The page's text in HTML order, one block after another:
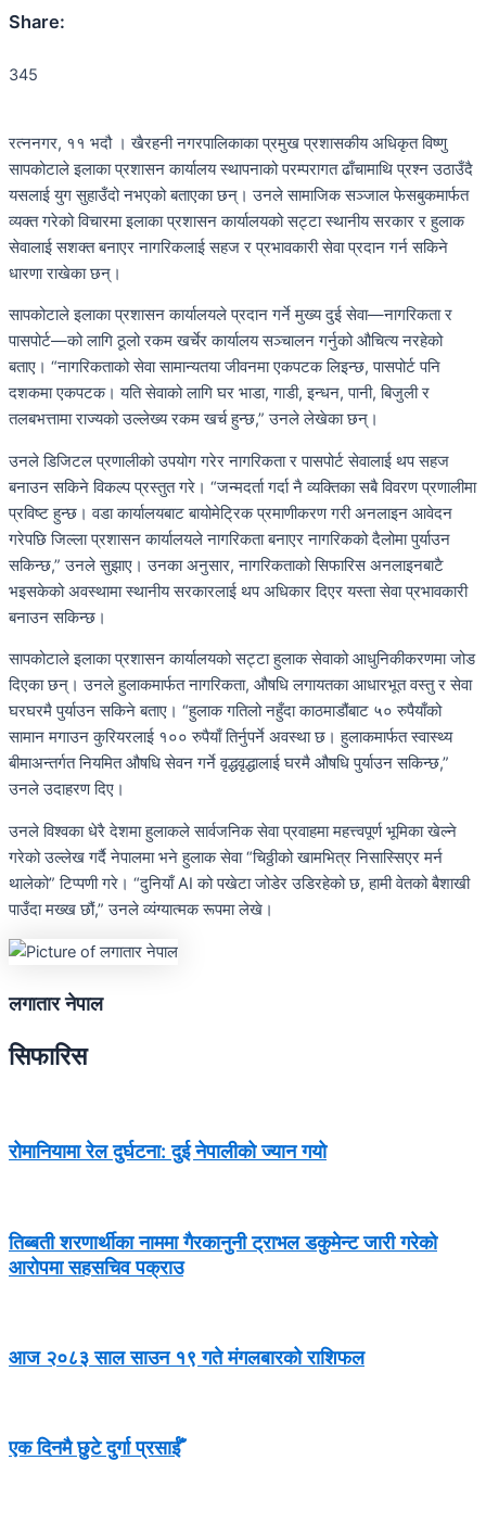
Share:
345
रत्ननगर, ११ भदौ । खैरहनी नगरपालिकाका प्रमुख प्रशासकीय अधिकृत विष्णु
सापकोटाले इलाका प्रशासन कार्यालय स्थापनाको परम्परागत ढाँचामाथि प्रश्न उठाउँदै
यसलाई युग सुहाउँदो नभएको बताएका छन्। उनले सामाजिक सञ्जाल फेसबुकमार्फत
व्यक्त गरेको विचारमा इलाका प्रशासन कार्यालयको सट्टा स्थानीय सरकार र हुलाक
सेवालाई सशक्त बनाएर नागरिकलाई सहज र प्रभावकारी सेवा प्रदान गर्न सकिने
धारणा राखेका छन्।
सापकोटाले इलाका प्रशासन कार्यालयले प्रदान गर्ने मुख्य दुई सेवा—नागरिकता र
पासपोर्ट—को लागि ठूलो रकम खर्चेर कार्यालय सञ्चालन गर्नुको औचित्य नरहेको
बताए। “नागरिकताको सेवा सामान्यतया जीवनमा एकपटक लिइन्छ, पासपोर्ट पनि
दशकमा एकपटक। यति सेवाको लागि घर भाडा, गाडी, इन्धन, पानी, बिजुली र
तलबभत्तामा राज्यको उल्लेख्य रकम खर्च हुन्छ,” उनले लेखेका छन्।
उनले डिजिटल प्रणालीको उपयोग गरेर नागरिकता र पासपोर्ट सेवालाई थप सहज
बनाउन सकिने विकल्प प्रस्तुत गरे। “जन्मदर्ता गर्दा नै व्यक्तिका सबै विवरण प्रणालीमा
प्रविष्ट हुन्छ। वडा कार्यालयबाट बायोमेट्रिक प्रमाणीकरण गरी अनलाइन आवेदन
गरेपछि जिल्ला प्रशासन कार्यालयले नागरिकता बनाएर नागरिकको दैलोमा पुर्याउन
सकिन्छ,” उनले सुझाए। उनका अनुसार, नागरिकताको सिफारिस अनलाइनबाटै
भइसकेको अवस्थामा स्थानीय सरकारलाई थप अधिकार दिएर यस्ता सेवा प्रभावकारी
बनाउन सकिन्छ।
सापकोटाले इलाका प्रशासन कार्यालयको सट्टा हुलाक सेवाको आधुनिकीकरणमा जोड
दिएका छन्। उनले हुलाकमार्फत नागरिकता, औषधि लगायतका आधारभूत वस्तु र सेवा
घरघरमै पुर्याउन सकिने बताए। “हुलाक गतिलो नहुँदा काठमाडौंबाट ५० रुपैयाँको
सामान मगाउन कुरियरलाई १०० रुपैयाँ तिर्नुपर्ने अवस्था छ। हुलाकमार्फत स्वास्थ्य
बीमाअन्तर्गत नियमित औषधि सेवन गर्ने वृद्धवृद्धालाई घरमै औषधि पुर्याउन सकिन्छ,”
उनले उदाहरण दिए।
उनले विश्वका धेरै देशमा हुलाकले सार्वजनिक सेवा प्रवाहमा महत्त्वपूर्ण भूमिका खेल्ने
गरेको उल्लेख गर्दै नेपालमा भने हुलाक सेवा “चिठ्ठीको खामभित्र निसास्सिएर मर्न
थालेको” टिप्पणी गरे। “दुनियाँ AI को पखेटा जोडेर उडिरहेको छ, हामी वेतको बैशाखी
पाउँदा मख्ख छौं,” उनले व्यंग्यात्मक रूपमा लेखे।
लगातार नेपाल
सिफारिस
रोमानियामा रेल दुर्घटना: दुई नेपालीको ज्यान गयो
तिब्बती शरणार्थीका नाममा गैरकानुनी ट्राभल डकुमेन्ट जारी गरेको
आरोपमा सहसचिव पक्राउ
आज २०८३ साल साउन १९ गते मंगलबारको राशिफल
एक दिनमै छुटे दुर्गा प्रसाईँ